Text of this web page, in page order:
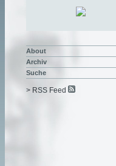
About
Archiv
Suche
> RSS Feed